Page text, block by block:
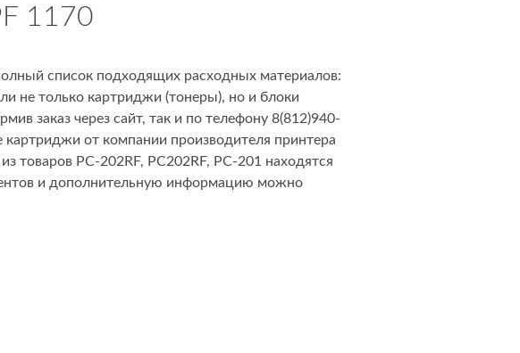
1170
список подходящих расходных материалов:
не только картриджи (тонеры), но и блоки
заказ через сайт, так и по телефону 8(812)940-
от компании производителя принтера
товаров PC-202RF, PC202RF, PC-201 находятся
и дополнительную информацию можно